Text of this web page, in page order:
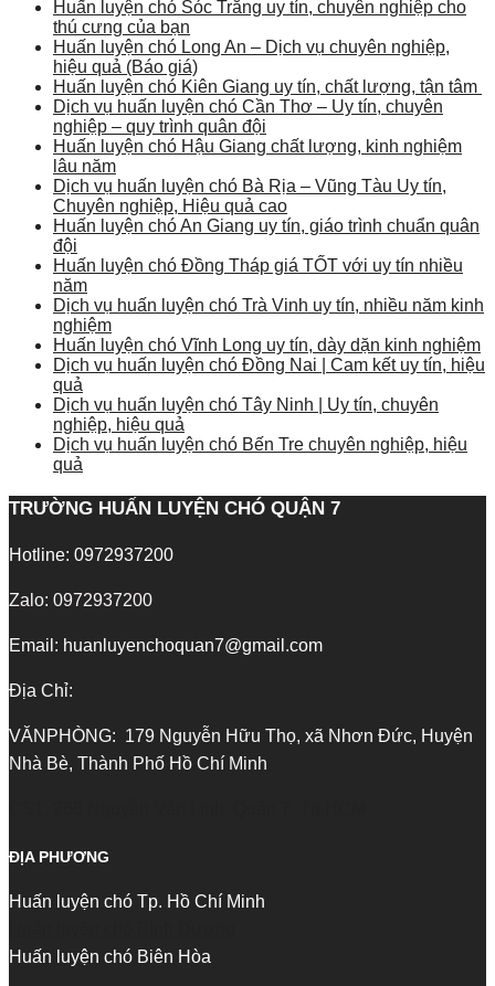
Huấn luyện chó Sóc Trăng uy tín, chuyên nghiệp cho
thú cưng của bạn
Huấn luyện chó Long An – Dịch vụ chuyên nghiệp,
hiệu quả (Báo giá)
Huấn luyện chó Kiên Giang uy tín, chất lượng, tận tâm
Dịch vụ huấn luyện chó Cần Thơ – Uy tín, chuyên
nghiệp – quy trình quân đội
Huấn luyện chó Hậu Giang chất lượng, kinh nghiệm
lâu năm
Dịch vụ huấn luyện chó Bà Rịa – Vũng Tàu Uy tín,
Chuyên nghiệp, Hiệu quả cao
Huấn luyện chó An Giang uy tín, giáo trình chuẩn quân
đội
Huấn luyện chó Đồng Tháp giá TỐT với uy tín nhiều
năm
Dịch vụ huấn luyện chó Trà Vinh uy tín, nhiều năm kinh
nghiệm
Huấn luyện chó Vĩnh Long uy tín, dày dặn kinh nghiệm
Dịch vụ huấn luyện chó Đồng Nai | Cam kết uy tín, hiệu
quả
Dịch vụ huấn luyện chó Tây Ninh | Uy tín, chuyên
nghiệp, hiệu quả
Dịch vụ huấn luyện chó Bến Tre chuyên nghiệp, hiệu
quả
TRƯỜNG HUẤN LUYỆN CHÓ QUẬN 7
Hotline: 0972937200
Zalo: 0972937200
Email: huanluyenchoquan7@gmail.com
Địa Chỉ:
VĂNPHÒNG: 179 Nguyễn Hữu Thọ, xã Nhơn Đức, Huyện
Nhà Bè, Thành Phố Hồ Chí Minh
ĐỊA PHƯƠNG
Huấn luyện chó Tp. Hồ Chí Minh
Huấn luyện chó Biên Hòa